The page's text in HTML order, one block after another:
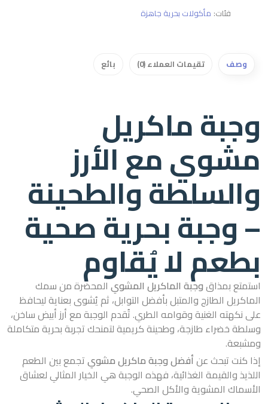
فئات: مأكولات بحرية جاهزة
وصف تقيمات العملاء (0) بائع
وجبة ماكريل
مشوي مع الأرز
والسلطة والطحينة
– وجبة بحرية صحية
بطعم لا يُقاوم
استمتع بمذاقوجبة الماكريل المشوي المحضرة من سمك
الماكريل الطازج والمتبل بأفضل التوابل، ثم يُشوى بعناية ليحافظ
على نكهته الغنية وقوامه الطري. تُقدم الوجبة مع أرز أبيض ساخن،
وسلطة خضراء طازجة، وطحينة كريمية لتمنحك تجربة بحرية متكاملة
ومشبعة.
إذا كنت تبحث عنأفضل وجبة ماكريل مشويتجمع بين الطعم
اللذيذ والقيمة الغذائية، فهذه الوجبة هي الخيار المثالي لعشاق
الأسماك المشوية والأكل الصحي.